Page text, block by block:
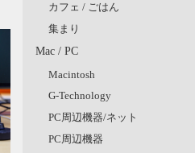
カフェ / ごはん
集まり
Mac / PC
Macintosh
G-Technology
PC周辺機器/ネット
PC周辺機器